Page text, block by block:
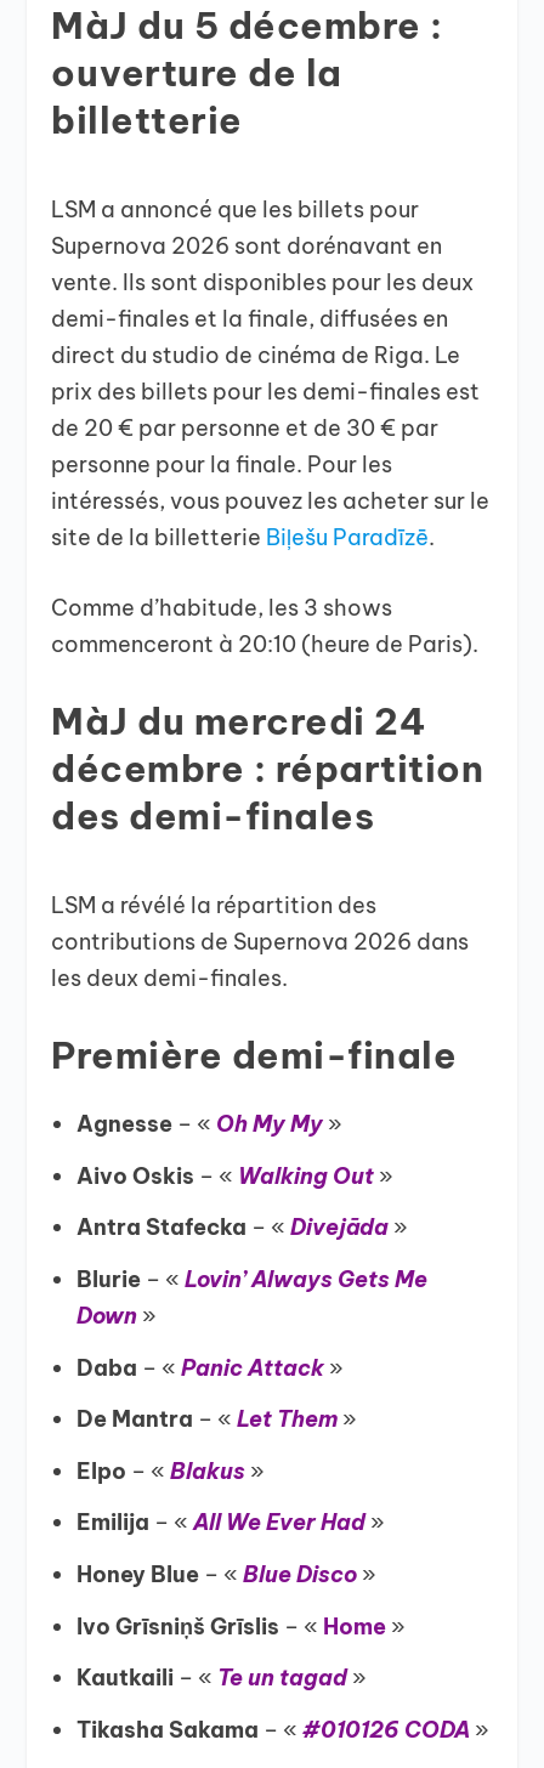
MàJ du 5 décembre :
ouverture de la
billetterie
LSM a annoncé que les billets pour
Supernova 2026 sont dorénavant en
vente. Ils sont disponibles pour les deux
demi-finales et la finale, diffusées en
direct du studio de cinéma de Riga. Le
prix des billets pour les demi-finales est
de 20 € par personne et de 30 € par
personne pour la finale. Pour les
intéressés, vous pouvez les acheter sur le
site de la billetterie Biļešu Paradīzē.
Comme d’habitude, les 3 shows
commenceront à 20:10 (heure de Paris).
MàJ du mercredi 24
décembre : répartition
des demi-finales
LSM a révélé la répartition des
contributions de Supernova 2026 dans
les deux demi-finales.
Première demi-finale
Agnesse– « Oh My My»
Aivo Oskis – « Walking Out»
Antra Stafecka – « Divejāda»
Blurie– « Lovin’ Always Gets Me
Down»
Daba – « Panic Attack»
De Mantra – « Let Them»
Elpo – « Blakus»
Emilija – «All We Ever Had»
Honey Blue– « Blue Disco»
Ivo Grīsniņš Grīslis – « Home»
Kautkaili– « Te un tagad»
Tikasha Sakama – « #010126 CODA »